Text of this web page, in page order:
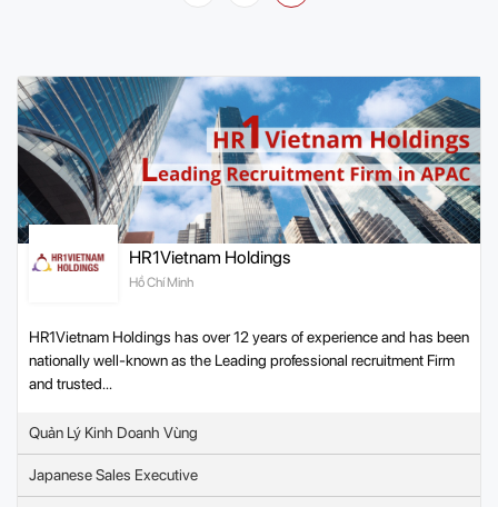
HR1Vietnam Holdings
Hồ Chí Minh
HR1Vietnam Holdings has over 12 years of experience and has been
nationally well-known as the Leading professional recruitment Firm
and trusted...
Quản Lý Kinh Doanh Vùng
Japanese Sales Executive